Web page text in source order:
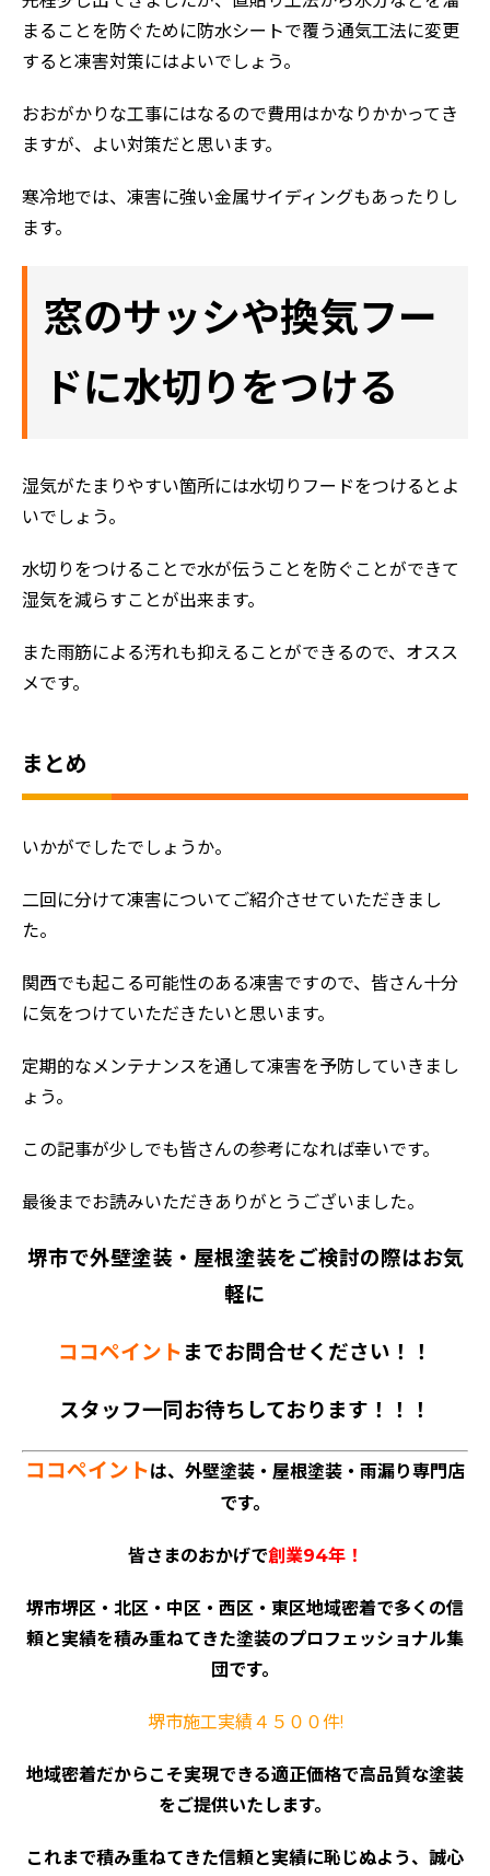
ホーム
選ばれる理由
施工事例
まることを防ぐために防水シートで覆う通気工法に変更
すると凍害対策にはよいでしょう。
おおがかりな工事にはなるので費用はかなりかかってき
ますが、よい対策だと思います。
寒冷地では、凍害に強い金属サイディングもあったりし
ます。
窓のサッシや換気フー
ドに水切りをつける
湿気がたまりやすい箇所には水切りフードをつけるとよ
いでしょう。
水切りをつけることで水が伝うことを防ぐことができて
湿気を減らすことが出来ます。
また雨筋による汚れも抑えることができるので、オスス
メです。
まとめ
いかがでしたでしょうか。
二回に分けて凍害についてご紹介させていただきまし
た。
関西でも起こる可能性のある凍害ですので、皆さん十分
に気をつけていただきたいと思います。
定期的なメンテナンスを通して凍害を予防していきまし
ょう。
この記事が少しでも皆さんの参考になれば幸いです。
最後までお読みいただきありがとうございました。
堺市で外壁塗装・屋根塗装をご検討の際はお気
軽に
ココペイント までお問合せください！！
スタッフ一同お待ちしております！！！
ココペイントは、外壁塗装・屋根塗装・雨漏り専門店
です。
皆さまのおかげで創業94年！
堺市堺区・北区・中区・西区・東区地域密着で多くの信
頼と実績を積み重ねてきた塗装のプロフェッショナル集
団です。
堺市施工実績４５００件!
地域密着だからこそ実現できる適正価格で高品質な塗装
をご提供いたします。
これまで積み重ねてきた信頼と実績に恥じぬよう、誠心